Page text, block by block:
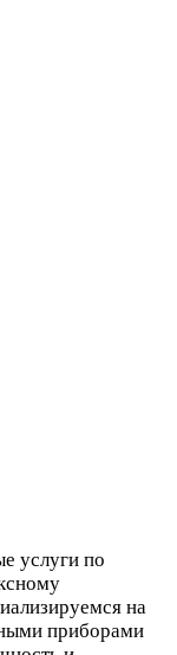
услуги по
на
приборами